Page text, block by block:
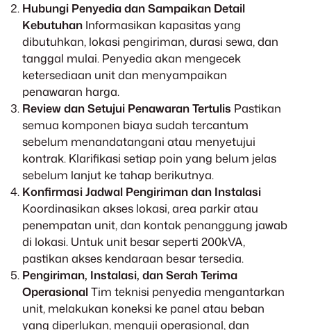
Hubungi Penyedia dan Sampaikan Detail
Kebutuhan Informasikan kapasitas yang
dibutuhkan, lokasi pengiriman, durasi sewa, dan
tanggal mulai. Penyedia akan mengecek
ketersediaan unit dan menyampaikan
penawaran harga.
Review dan Setujui Penawaran Tertulis Pastikan
semua komponen biaya sudah tercantum
sebelum menandatangani atau menyetujui
kontrak. Klarifikasi setiap poin yang belum jelas
sebelum lanjut ke tahap berikutnya.
Konfirmasi Jadwal Pengiriman dan Instalasi
Koordinasikan akses lokasi, area parkir atau
penempatan unit, dan kontak penanggung jawab
di lokasi. Untuk unit besar seperti 200kVA,
pastikan akses kendaraan besar tersedia.
Pengiriman, Instalasi, dan Serah Terima
OperasionalTim teknisi penyedia mengantarkan
unit, melakukan koneksi ke panel atau beban
yang diperlukan, menguji operasional, dan